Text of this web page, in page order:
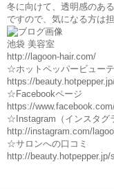
冬に向けて、透明感のあ
ですので、気になる方は
池袋 美容室
http://lagoon-hair.com/
☆ホットペッパービュー
https://
☆Facebookページ
https://
☆Instagram（インスタグ
http://instagram.com/
☆サロンへの口コミ
http://beauty.hotpepper.jp/